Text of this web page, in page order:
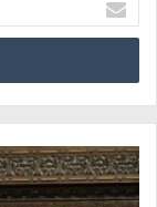
د
خ
ب
ر